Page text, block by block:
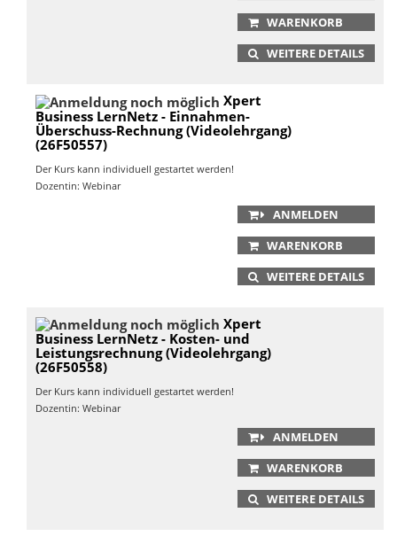
WARENKORB
WEITERE DETAILS
Xpert
Business LernNetz - Einnahmen-
Überschuss-Rechnung (Videolehrgang)
(26F50557)
Der Kurs kann individuell gestartet werden!
Dozentin: Webinar
ANMELDEN
WARENKORB
WEITERE DETAILS
Xpert
Business LernNetz - Kosten- und
Leistungsrechnung (Videolehrgang)
(26F50558)
Der Kurs kann individuell gestartet werden!
Dozentin: Webinar
ANMELDEN
WARENKORB
WEITERE DETAILS